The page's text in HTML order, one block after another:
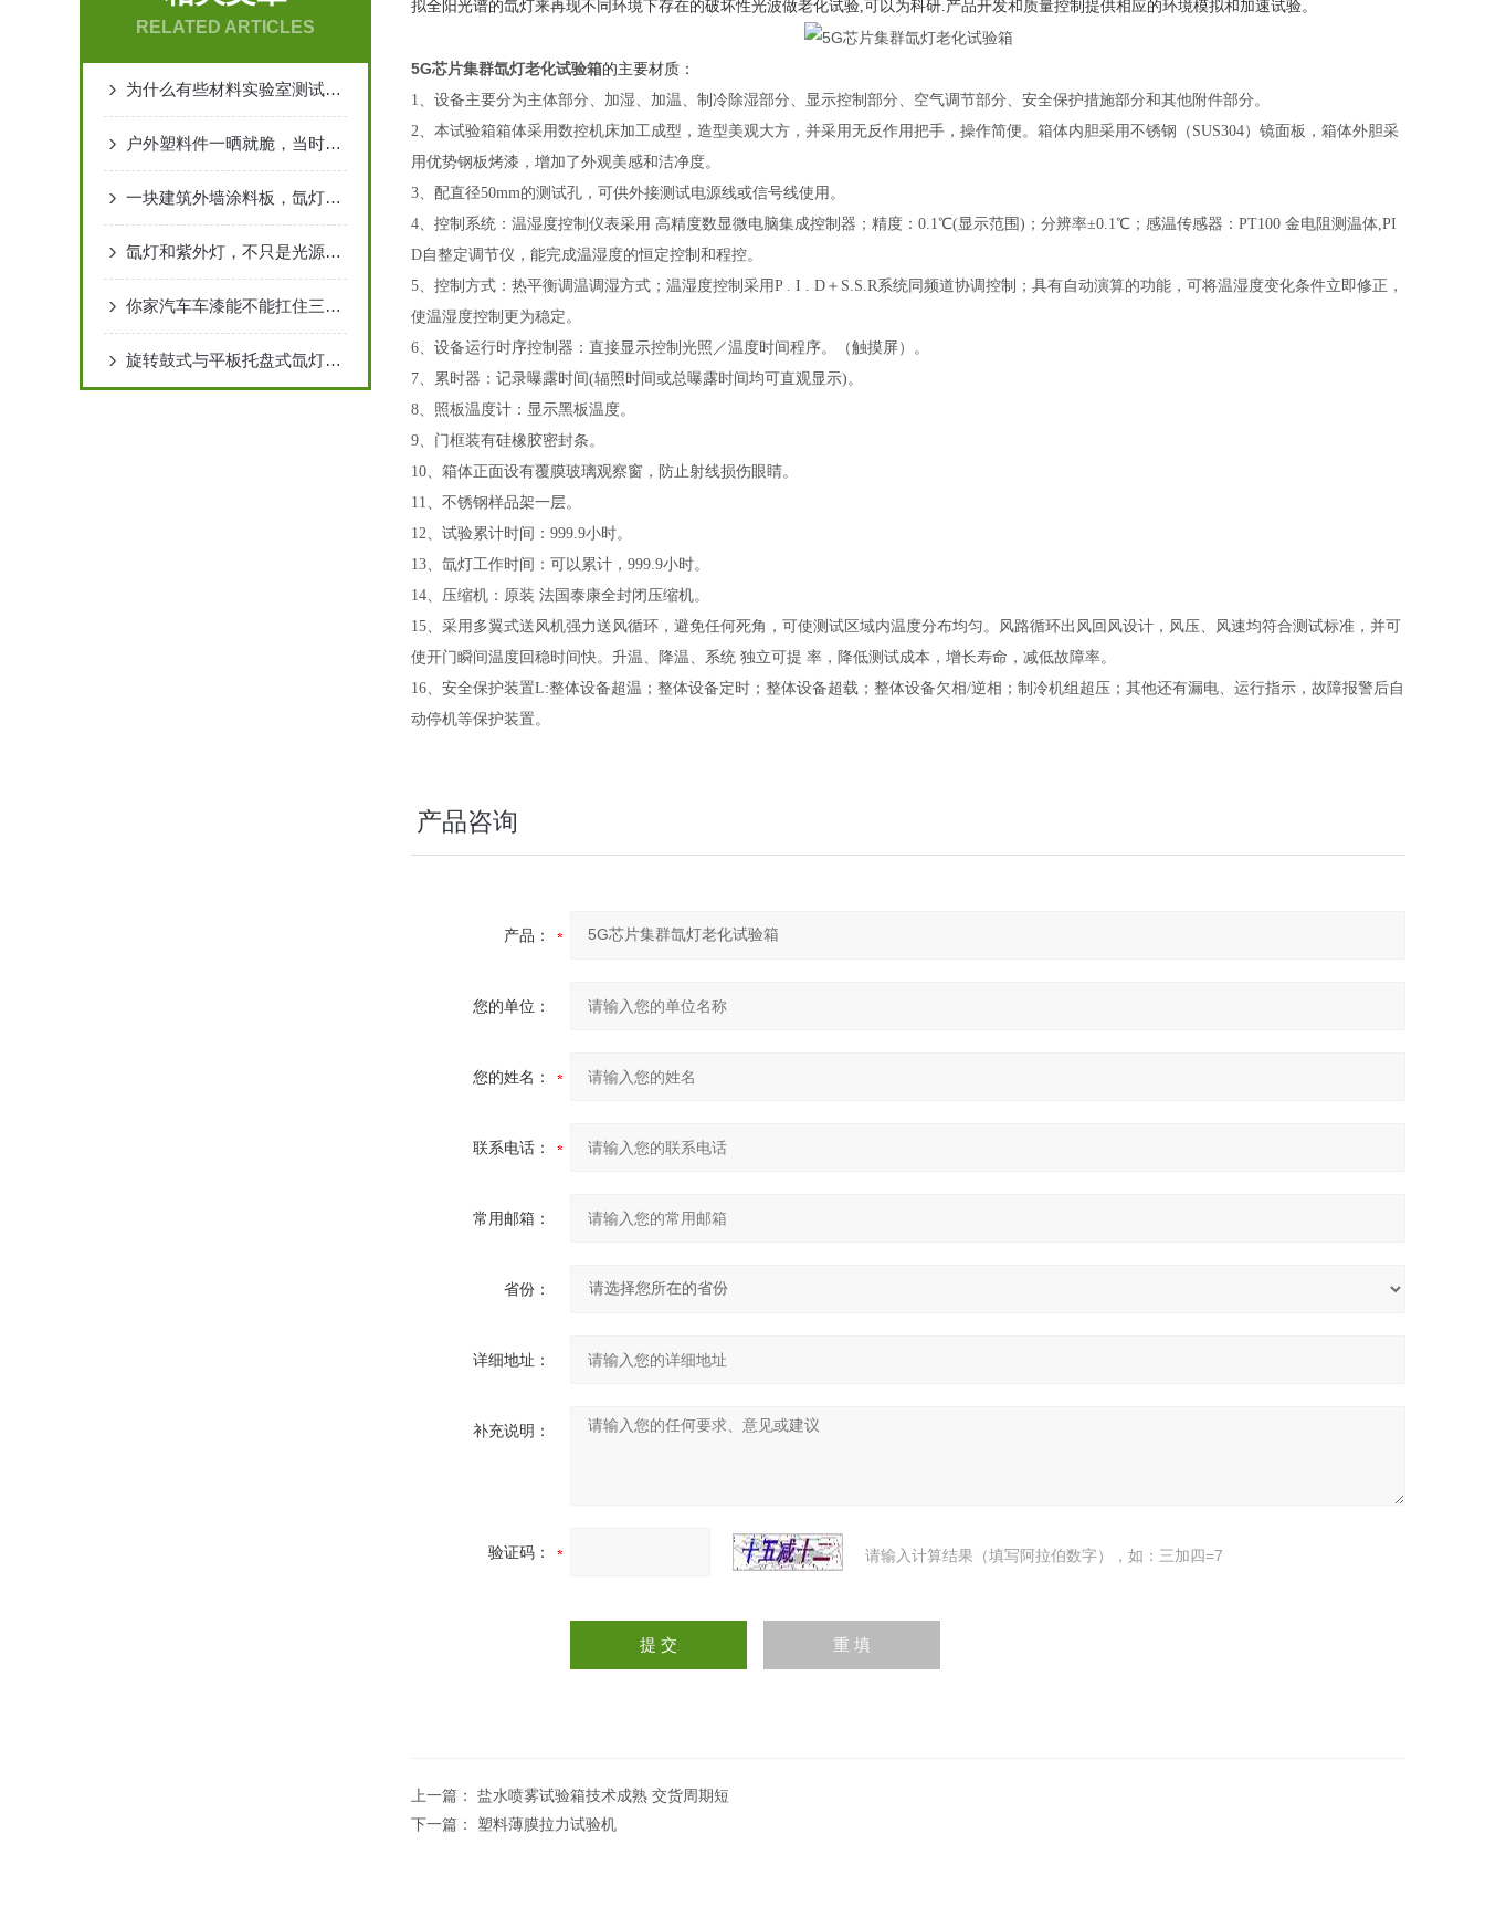
RELATED ARTICLES
为什么有些材料实验室测试没问题，一上户外就扛不住
户外塑料件一晒就脆，当时用了什么光源做验证？
一块建筑外墙涂料板，氙灯照射800小时后颜色变化有多大
氙灯和紫外灯，不只是光源不同，测试逻辑不同
你家汽车车漆能不能扛住三年日晒？这台设备能提前告诉你答案
旋转鼓式与平板托盘式氙灯老化试验箱的选型对比分析
拟全阳光谱的氙灯来再现不同环境下存在的破坏性光波做老化试验,可以为科研.产品开发和质量控制提供相应的环境模拟和加速试验。
5G芯片集群氙灯老化试验箱的主要材质：
1、设备主要分为主体部分、加湿、加温、制冷除湿部分、显示控制部分、空气调节部分、安全保护措施部分和其他附件部分。
2、本试验箱箱体采用数控机床加工成型，造型美观大方，并采用无反作用把手，操作简便。箱体内胆采用不锈钢（SUS304）镜面板，箱体外胆采
用优势钢板烤漆，增加了外观美感和洁净度。
3、配直径50mm的测试孔，可供外接测试电源线或信号线使用。
4、控制系统：温湿度控制仪表采用 高精度数显微电脑集成控制器；精度：0.1℃(显示范围)；分辨率±0.1℃；感温传感器：PT100 金电阻测温体,PI
D自整定调节仪，能完成温湿度的恒定控制和程控。
5、控制方式：热平衡调温调湿方式；温湿度控制采用P . I . D＋S.S.R系统同频道协调控制；具有自动演算的功能，可将温湿度变化条件立即修正，
使温湿度控制更为稳定。
6、设备运行时序控制器：直接显示控制光照／温度时间程序。（触摸屏） 。
7、累时器：记录曝露时间(辐照时间或总曝露时间均可直观显示)。
8、照板温度计：显示黑板温度。
9、门框装有硅橡胶密封条。
10、箱体正面设有覆膜玻璃观察窗，防止射线损伤眼睛。
11、不锈钢样品架一层。
12、试验累计时间：999.9小时。
13、氙灯工作时间：可以累计，999.9小时。
14、压缩机：原装 法国泰康全封闭压缩机。
15、采用多翼式送风机强力送风循环，避免任何死角，可使测试区域内温度分布均匀。风路循环出风回风设计，风压、风速均符合测试标准，并可
使开门瞬间温度回稳时间快。升温、降温、系统 独立可提 率，降低测试成本，增长寿命，减低故障率。
16、安全保护装置L:整体设备超温；整体设备定时；整体设备超载；整体设备欠相/逆相；制冷机组超压；其他还有漏电、运行指示，故障报警后自
动停机等保护装置。
产品咨询
产品：
您的单位：
您的姓名：
联系电话：
常用邮箱：
省份：
详细地址：
补充说明：
验证码： 请输入计算结果（填写阿拉伯数字），如：三加四=7
上一篇： 盐水喷雾试验箱技术成熟 交货周期短
下一篇： 塑料薄膜拉力试验机